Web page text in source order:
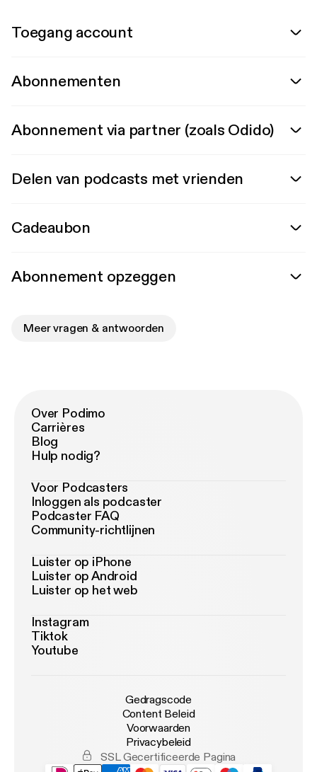
Toegang account
Abonnementen
Abonnement via partner (zoals Odido)
Delen van podcasts met vrienden
Cadeaubon
Abonnement opzeggen
Meer vragen & antwoorden
Over Podimo
Carrières
Blog
Hulp nodig?
Voor Podcasters
Inloggen als podcaster
Podcaster FAQ
Community-richtlijnen
Luister op iPhone
Luister op Android
Luister op het web
Instagram
Tiktok
Youtube
Gedragscode
Content Beleid
Voorwaarden
Privacybeleid
SSL Gecertificeerde Pagina